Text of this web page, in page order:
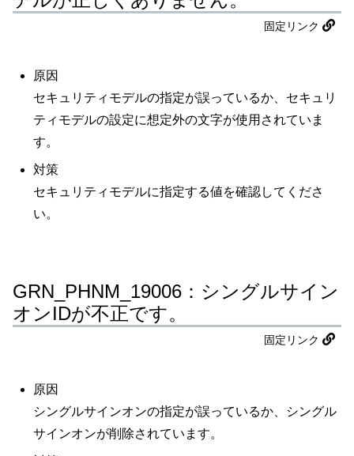
固定リンク
原因
セキュリティモデルの指定が誤っているか、セキュリ
ティモデルの設定に想定外の文字が使用されていま
す。
対策
セキュリティモデルに指定する値を確認してくださ
い。
GRN_PHNM_19006：シングルサイン
オンIDが不正です。
固定リンク
原因
シングルサインオンの指定が誤っているか、シングル
サインオンが削除されています。